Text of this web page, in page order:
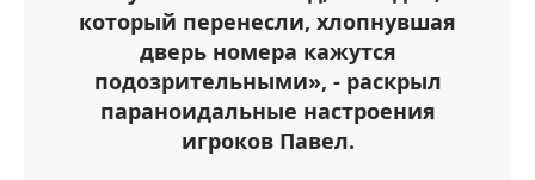
который перенесли, хлопнувшая
дверь номера кажутся
подозрительными», - раскрыл
параноидальные настроения
игроков Павел.